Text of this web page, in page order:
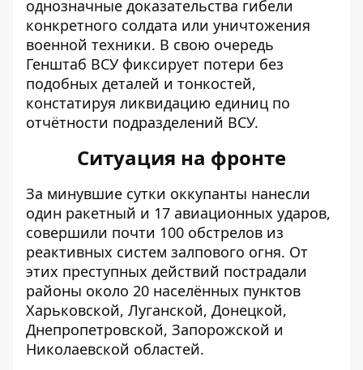
однозначные доказательства гибели
конкретного солдата или уничтожения
военной техники. В свою очередь
Генштаб ВСУ фиксирует потери без
подобных деталей и тонкостей,
констатируя ликвидацию единиц по
отчётности подразделений ВСУ.
Ситуация на фронте
За минувшие сутки оккупанты нанесли
один ракетный и 17 авиационных ударов,
совершили почти 100 обстрелов из
реактивных систем залпового огня. От
этих преступных действий пострадали
районы около 20 населённых пунктов
Харьковской, Луганской, Донецкой,
Днепропетровской, Запорожской и
Николаевской областей.